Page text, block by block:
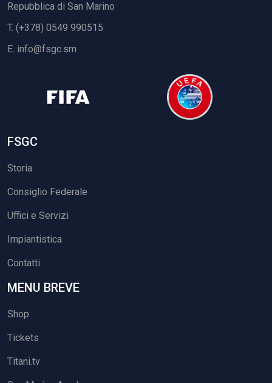
Repubblica di San Marino
T. (+378) 0549 990515
E. info@fsgc.sm
FSGC
Storia
Consiglio Federale
Uffici e Servizi
Impiantistica
Contatti
MENU BREVE
Shop
Tickets
Titani.tv